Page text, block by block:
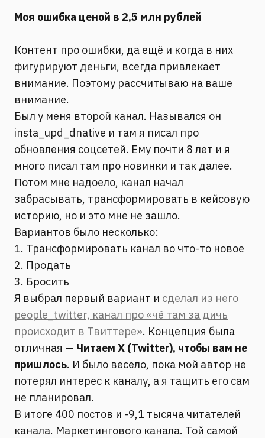
Моя ошибка ценой в 2,5 млн рублей
Контент про ошибки, да ещё и когда в них
фигурируют деньги, всегда привлекает
внимание. Поэтому рассчитываю на ваше
внимание.
Был у меня второй канал. Назывался он
insta_upd_dnative и там я писал про
обновления соцсетей. Ему почти 8 лет и я
много писал там про новинки и так далее.
Потом мне надоело, канал начал
забрасывать, трансформировать в кейсовую
историю, но и это мне не зашло.
Вариантов было несколько:
1. Трансформировать канал во что-то новое
2. Продать
3. Бросить
Я выбрал первый вариант и сделал из него
people_twitter, канал про «чё там за дичь
происходит в Твиттере». Концепция была
отличная — Читаем X (Twitter), чтобы вам не
пришлось. И было весело, пока мой автор не
потерял интерес к каналу, а я тащить его сам
не планировал.
В итоге 400 постов и -9,1 тысяча читателей
канала. Маркетингового канала. Той самой